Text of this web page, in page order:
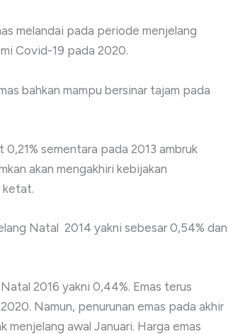
melandai pada periode menjelang
Covid-19 pada 2020.
bahkan mampu bersinar tajam pada
sementara pada 2013 ambruk
akan mengakhiri kebijakan
ketat.
Natal 2014 yakni sebesar 0,54% dan
2016 yakni 0,44%. Emas terus
Namun, penurunan emas pada akhir
menjelang awal Januari. Harga emas